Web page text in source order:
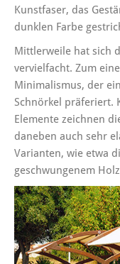
Kunstfaser, das
dunklen Farbe
Mittlerweile hat sich
vervielfacht. Zum
Minimalismus, der
Schnörkel präferiert.
Elemente zeichnen
daneben auch sehr
Varianten, wie etwa
geschwungenem